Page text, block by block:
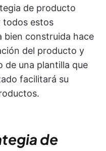
de producto
todos estos
bien construida hace
del producto y
de una plantilla que
facilitará su
de